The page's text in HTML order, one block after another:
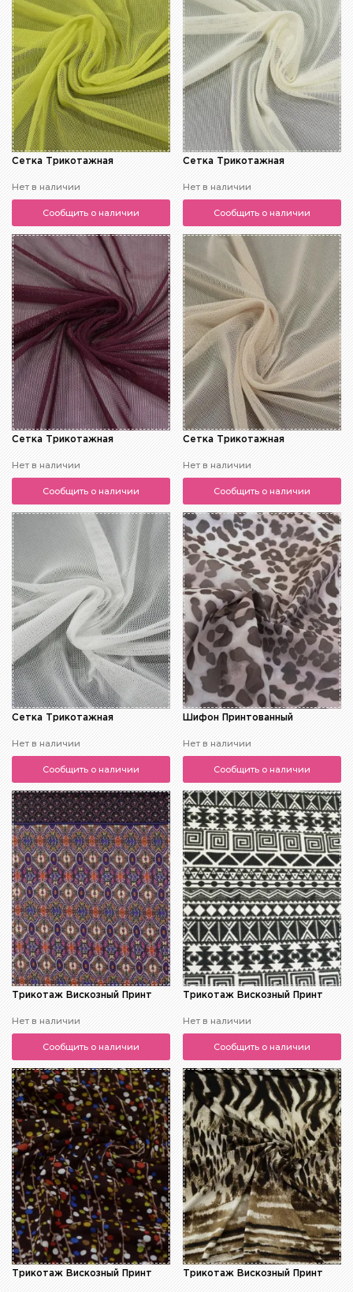
Сетка Трикотажная
Нет в наличии
Сообщить о наличии
Сетка Трикотажная
Нет в наличии
Сообщить о наличии
Сетка Трикотажная
Нет в наличии
Сообщить о наличии
Сетка Трикотажная
Нет в наличии
Сообщить о наличии
Сетка Трикотажная
Нет в наличии
Сообщить о наличии
Шифон Принтованный
Нет в наличии
Сообщить о наличии
Трикотаж Вискозный Принт
Нет в наличии
Сообщить о наличии
Трикотаж Вискозный Принт
Нет в наличии
Сообщить о наличии
Трикотаж Вискозный Принт Трикотаж Вискозный Принт